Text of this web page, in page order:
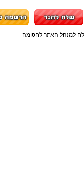
למנהל האתר לחסומה